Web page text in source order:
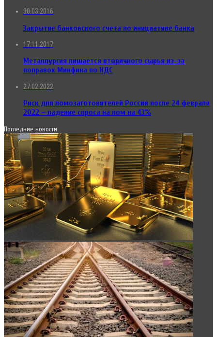
30.03.2016
Закрытие банковского счета по инициативе банка
17.11.2017
Металлургия лишается вторичного сырья из-за
поправок Минфина по НДС
27.02.2022
Риск для ломозаготовителей России после 24 февраля
2022 – падение спроса на лом на 43%
Последние новости